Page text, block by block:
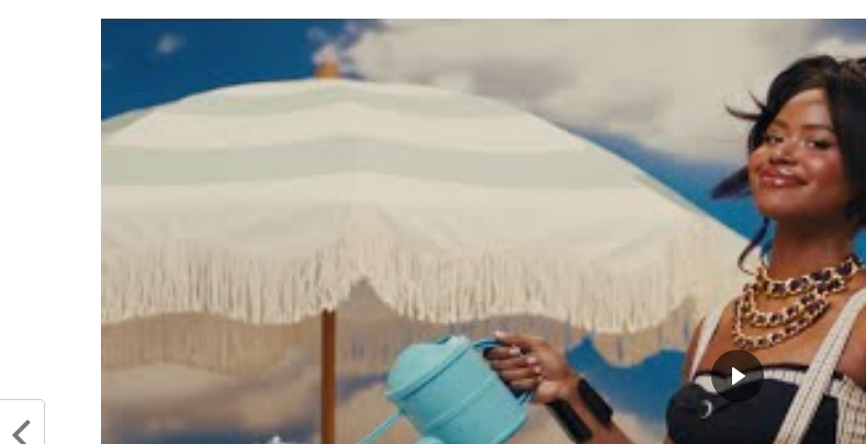
Les Celticsvont donc devoir batailler et surtout mieux faire que le match
pour pouvoir espérer l’emporter et arracher un Game 7 à San Francisco. Car
ils ont perdu18 ballons qui ont offert 22 points aux Warriors
. Et depuis, le
série,
ont offert 103 points aux Warriors sur des pertes de balle.
effrayante qu’ils ne devront pas trop gonfler jeudi soir pour gagner le match.
une bonne nouvelle pour les supporters de Boston.Les Verts jouent
durant ces playoffs. Ils étaient menés
série face à Milwaukee et ont fini par gagné 3-4. et face aux Heat, les
Udoka ont gagné une deuxième un Game 7 pour accéder aux Finales NBA.
sait, et c’est pourquoi, à la fin du Game 5, il a tout de suite commencé dans le
avec son discours d’après-matchà préparer ses troupes mentalement:
“
Nous allons obtenir ce titre à Boston.
allons finir la série à Boston.”